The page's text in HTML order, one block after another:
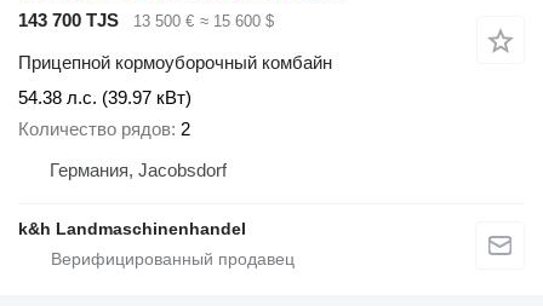
143 700 TJS
13 500 € ≈ 15 600 $
Прицепной кормоуборочный комбайн
54.38 л.с. (39.97 кВт)
Количество рядов 2
Германия, Jacobsdorf
k&h Landmaschinenhandel